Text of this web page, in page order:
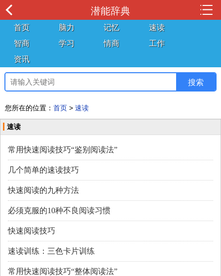
潜能辞典
首页 脑力 记忆
速读
智商
学习 情商
工作
资讯
您所在的位置： 首页 > 速读
速读
常用快速阅读技巧“鉴别阅读法”
几个简单的速读技巧
快速阅读的九种方法
必须克服的10种不良阅读习惯
快速阅读技巧
速读训练：三色卡片训练
常用快速阅读技巧“整体阅读法”